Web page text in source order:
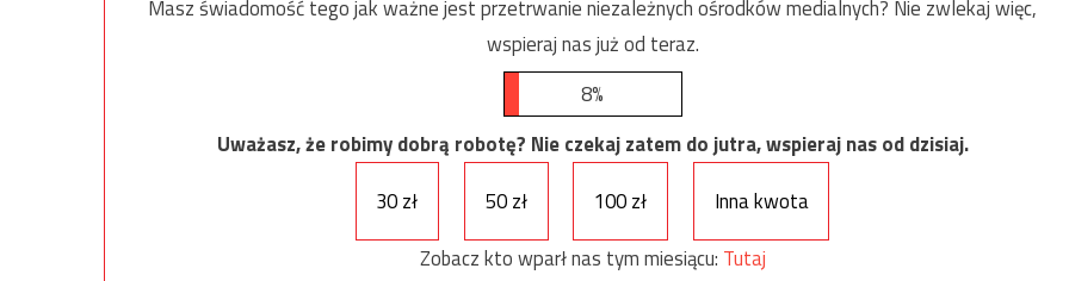
Masz świadomość tego jak ważne jest przetrwanie niezależnych ośrodków medialnych? Nie zwlekaj więc,
wspieraj nas już od teraz.
8%
Uważasz, że robimy dobrą robotę? Nie czekaj zatem do jutra, wspieraj nas od dzisiaj.
30 zł
50 zł 100 zł
Inna kwota
Zobacz kto wparł nas tym miesiącu: Tutaj